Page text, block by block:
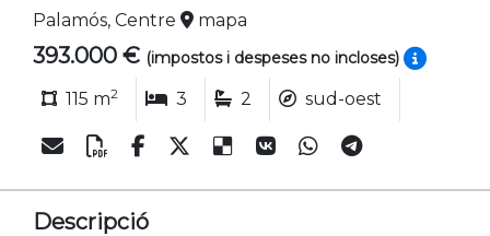
Palamós, Centre mapa
393.000 € (impostos i despeses no incloses)
115 m2 3 2 sud-oest
Descripció